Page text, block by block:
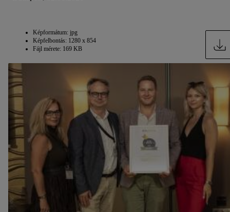
Képformátum: jpg
Képfelbontás: 1280 x 854
Fájl mérete: 169 KB